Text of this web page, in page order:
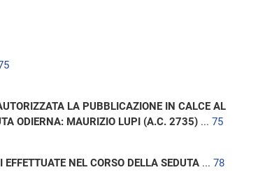
LA PUBBLICAZIONE IN CALCE AL
ODIERNA: MAURIZIO LUPI (A.C. 2735) ... 75
NEL CORSO DELLA SEDUTA ... 78